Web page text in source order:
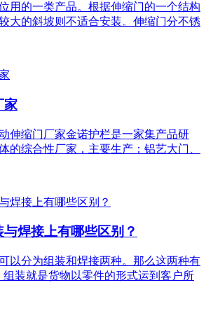
用的一类产品。根据伸缩门的一个结构
大的斜坡则不适合安装。伸缩门分不锈
家
伸缩门厂家金诺护栏是一家集产品研
的综合性厂家，主要生产：铝艺大门、
焊接上有哪些区别？
以分为组装和焊接两种。那么这两种有
组装就是货物以零件的形式运到客户所